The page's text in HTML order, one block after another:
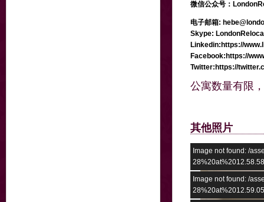
微信公众号：
电子邮箱:
Skype:
Linkedin:https://
Facebook:https://
Twitter:https://
公寓数量有限
其他照片
Image not found: /
Image not found: /